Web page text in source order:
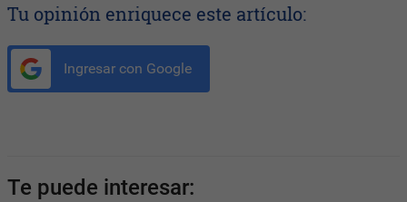
Tu opinión enriquece este artículo:
Ingresar con Google
Te puede interesar: